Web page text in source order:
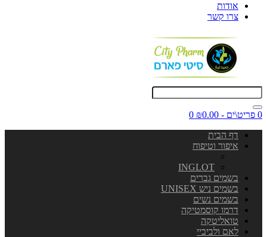
אודות
צרו קשר
0 פריט\ים - ₪0.00
0
דף הבית
איפור וטיפוח
INGLOT
בשמים גברים
בשמים ניש UNISEX
בשמים נשים
דרמו קוסמטיקה
טואליטקה
לאם ולביביי